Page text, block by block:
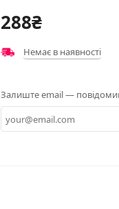
288₴
Немає в наявності
Залиште email —